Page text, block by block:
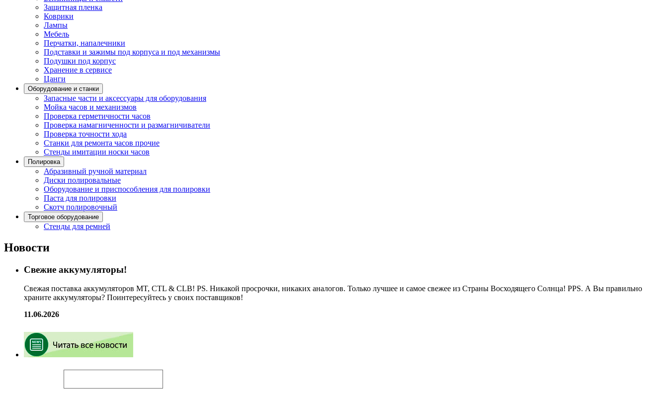
Защитная пленка
Коврики
Лампы
Мебель
Перчатки, напалечники
Подставки и зажимы под корпуса и под механизмы
Подушки под корпус
Хранение в сервисе
Цанги
Оборудование и станки
Запасные части и аксессуары для оборудования
Мойка часов и механизмов
Проверка герметичности часов
Проверка намагниченности и размагничиватели
Проверка точности хода
Станки для ремонта часов прочие
Стенды имитации носки часов
Полировка
Абразивный ручной материал
Диски полировальные
Оборудование и приспособления для полировки
Паста для полировки
Скотч полировочный
Торговое оборудование
Стенды для ремней
Новости
Свежие аккумуляторы!
Свежая поставка аккумуляторов MT, CTL & CLB! PS. Никакой просрочки, никаких аналогов. Только лучшее и самое свежее из Страны Восходящего Солнца! PPS. А Вы правильно
храните аккумуляторы? Поинтересуйтесь у своих поставщиков!
11.06.2026